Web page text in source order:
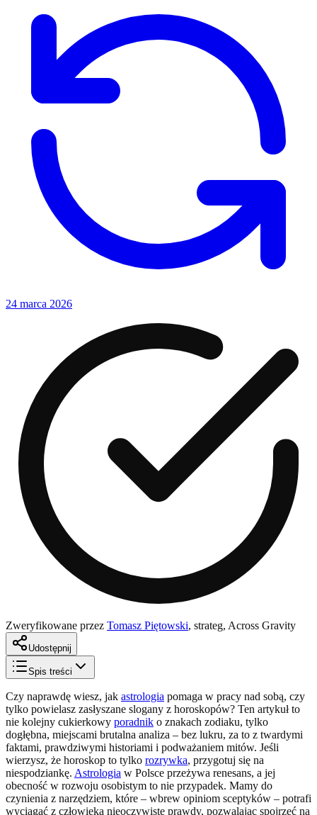
24 marca 2026
Zweryfikowane przez Tomasz Piętowski, strateg, Across Gravity
Udostępnij
Spis treści
Czy naprawdę wiesz, jak astrologia pomaga w pracy nad sobą, czy
tylko powielasz zasłyszane slogany z horoskopów? Ten artykuł to
nie kolejny cukierkowy poradnik o znakach zodiaku, tylko
dogłębna, miejscami brutalna analiza – bez lukru, za to z twardymi
faktami, prawdziwymi historiami i podważaniem mitów. Jeśli
wierzysz, że horoskop to tylko rozrywka, przygotuj się na
niespodziankę. Astrologia w Polsce przeżywa renesans, a jej
obecność w rozwoju osobistym to nie przypadek. Mamy do
czynienia z narzędziem, które – wbrew opiniom sceptyków – potrafi
wyciągać z człowieka nieoczywiste prawdy, pozwalając spojrzeć na